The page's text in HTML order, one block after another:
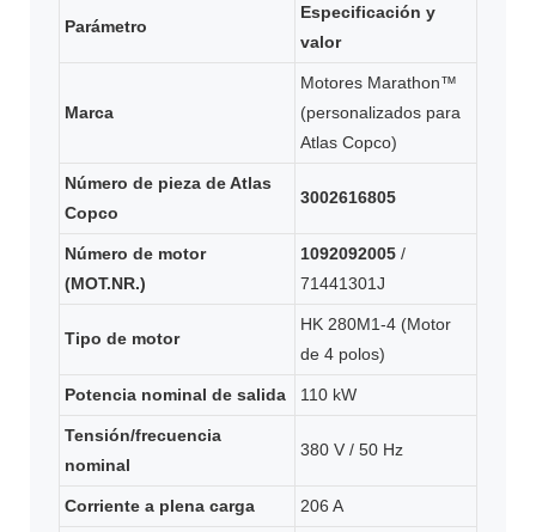
Parámetro
Especificación y
valor
Marca
Motores Marathon™
(personalizados para
Atlas Copco)
Número de pieza de Atlas
Copco
3002616805
Número de motor
(MOT.NR.)
1092092005/
71441301J
Tipo de motor
HK 280M1-4 (Motor
de 4 polos)
Potencia nominal de salida 110 kW
Tensión/frecuencia
nominal
380 V / 50 Hz
Corriente a plena carga 206 A